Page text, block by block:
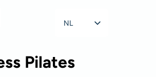
NL
Pilates